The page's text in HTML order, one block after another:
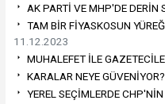
AK PARTİ VE MHP'DE DERİN
TAM BİR FİYASKOSUN
11.12.2023
MUHALEFET İLE
KARALAR NEYE
YEREL SEÇİMLERDE